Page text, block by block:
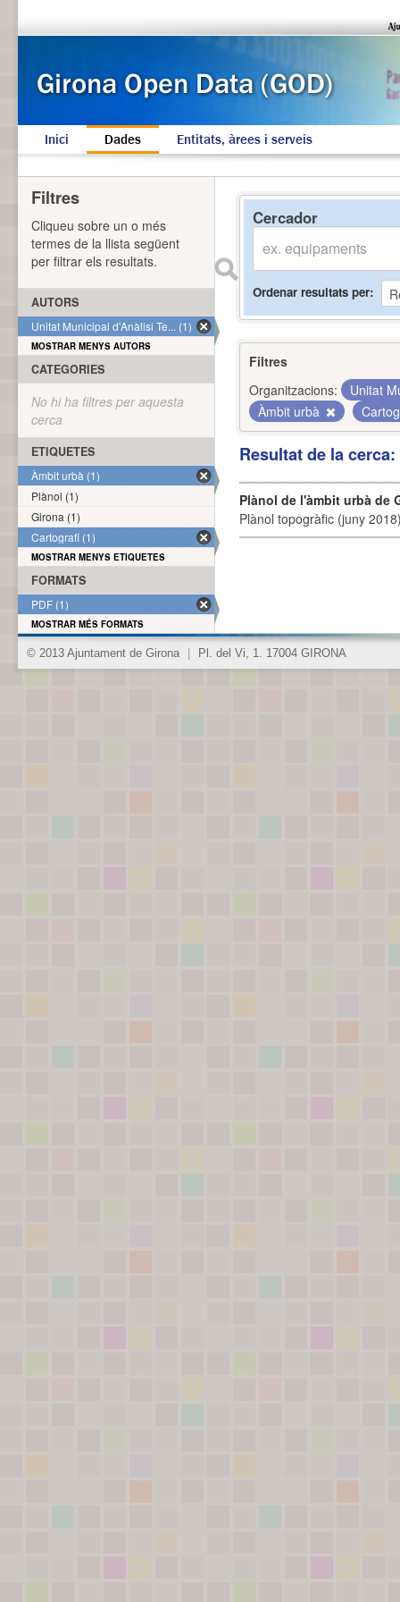
Inici Dades Entitats, àrees i serveis
Cercador
Ordenar resultats per
Filtres
Organitzacions:
Unitat
Àmbit urbà
Resultat de la
Plànol de l'àmbit urbà de
Plànol topogràfic (juny
Filtres
Cliqueu sobre un o més
termes de la llista següent
per filtrar els resultats.
AUTORS
Unitat Municipal d'Anàlisi Te... (1)
MOSTRAR MENYS AUTORS
CATEGORIES
No hi ha filtres per aquesta
cerca
ETIQUETES
Àmbit urbà (1)
Plànol (1)
Girona (1)
Cartografi (1)
MOSTRAR MENYS ETIQUETES
FORMATS
PDF (1)
MOSTRAR MÉS FORMATS
© 2013 Ajuntament de Girona Pl. del Vi, 1. 17004 GIRONA